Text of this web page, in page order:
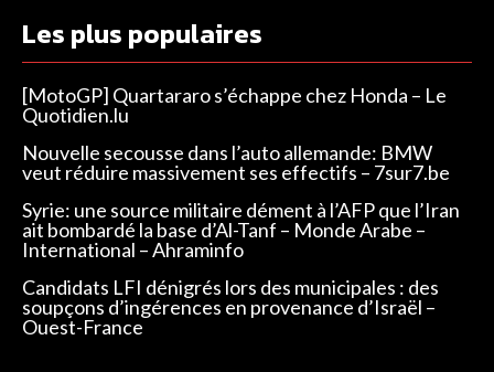
Les plus populaires
[MotoGP] Quartararo s’échappe chez Honda – Le
Quotidien.lu
Nouvelle secousse dans l’auto allemande: BMW
veut réduire massivement ses effectifs – 7sur7.be
Syrie: une source militaire dément à l’AFP que l’Iran
ait bombardé la base d’Al-Tanf – Monde Arabe –
International – Ahraminfo
Candidats LFI dénigrés lors des municipales : des
soupçons d’ingérences en provenance d’Israël –
Ouest-France